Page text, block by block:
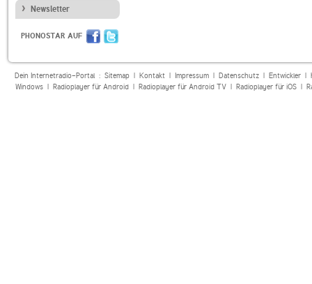
Newsletter
PHONOSTAR AUF
Dein Internetradio-Portal : Sitemap| Kontakt| Impressum| Datenschutz| Entwickler|
Windows| Radioplayer für Android| Radioplayer für Android TV| Radioplayer für iOS|